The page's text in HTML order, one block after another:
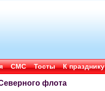
СМС Тосты К празднику
флота